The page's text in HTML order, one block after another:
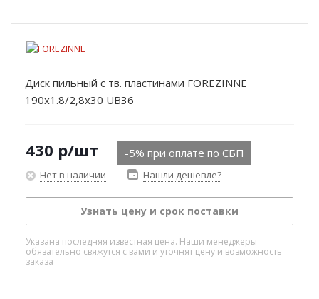
Диск пильный с тв. пластинами FOREZINNE
190х1.8/2,8х30 UB36
430 р/шт -5% при оплате по СБП
Нет в наличии Нашли дешевле?
Узнать цену и срок поставки
Указана последняя известная цена. Наши менеджеры
обязательно свяжутся с вами и уточнят цену и возможность
заказа